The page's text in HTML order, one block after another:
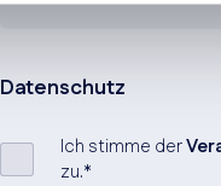
Datenschutz
Ich stimme der
zu.*